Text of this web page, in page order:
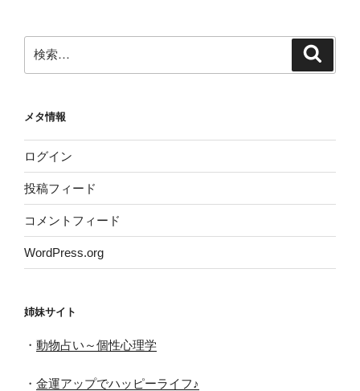
索:
メタ情報
ログイン
投稿フィード
コメントフィード
WordPress.org
姉妹サイト
・ 動物占い～個性心理学
・ 金運アップでハッピーライフ♪